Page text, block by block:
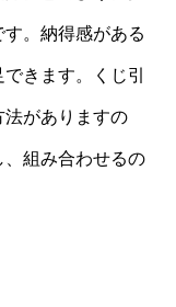
。納得感がある
きます。くじ引
法がありますの
組み合わせるの